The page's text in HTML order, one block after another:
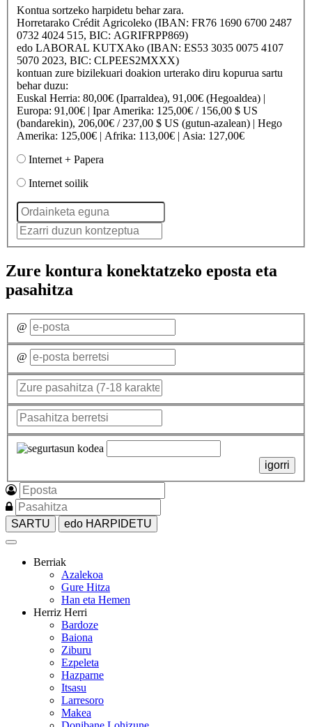
Kontua sortzeko harpidetu behar zara.
Horretarako Crédit Agricoleko (IBAN: FR76 1690 6700 2487
0732 4024 515, BIC: AGRIFRPP869)
edo LABORAL KUTXAko (IBAN: ES53 3035 0075 4107
5070 2023, BIC: CLPEES2MXXX)
kontuan zure bizilekuari doakion urterako diru kopurua sartu
behar duzu:
Euskal Herria: 80,00€ (Iparraldea), 91,00€ (Hegoaldea) |
Europa: 91,00€ | Ipar Amerika: 125,00€ / 156,00 $ US
(bandarekin), 206,00€ / 237,00 $ US (gutun-azalean) | Hego
Amerika: 125,00€ | Afrika: 113,00€ | Asia: 127,00€
Internet + Papera
Internet soilik
Zure kontura konektatzeko eposta eta
pasahitza
@
@
igorri
SARTU edo HARPIDETU
Berriak
Azalekoa
Gure Hitza
Han eta Hemen
Herriz Herri
Bardoze
Baiona
Ziburu
Ezpeleta
Hazparne
Itsasu
Larresoro
Makea